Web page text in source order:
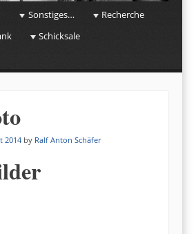
Sonstiges…
Recherche
Schicksale
2014 by Ralf Anton Schäfer